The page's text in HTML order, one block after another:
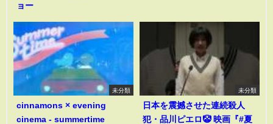
ョー
未分類
cinnamons × evening
cinema - summertime
未分類
日本を震撼させた連続殺人
犯・品川ピエロ🤡 映画『#夏